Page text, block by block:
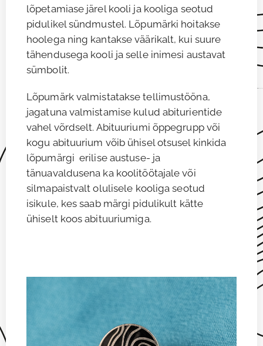
lõpetamiase järel kooli ja kooliga seotud
pidulikel sündmustel. Lõpumärki hoitakse
hoolega ning kantakse väärikalt, kui suure
tähendusega kooli ja selle inimesi austavat
sümbolit.
Lõpumärk valmistatakse tellimustööna,
jagatuna valmistamise kulud abiturientide
vahel võrdselt. Abituuriumi õppegrupp või
kogu abituurium võib ühisel otsusel kinkida
lõpumärgi erilise austuse- ja
tänuavaldusena ka koolitöötajale või
silmapaistvalt olulisele kooliga seotud
isikule, kes saab märgi pidulikult kätte
ühiselt koos abituuriumiga.